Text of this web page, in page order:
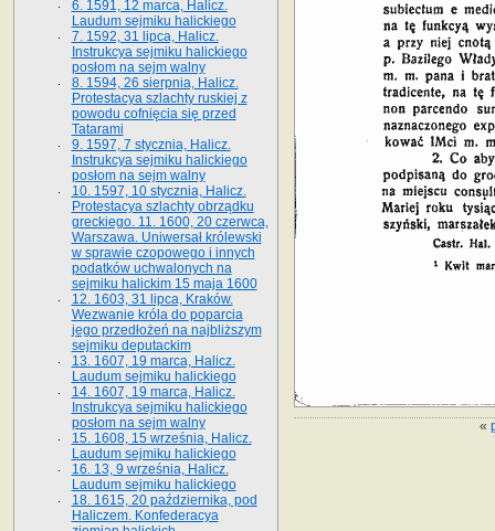
«
6. 1591, 12 marca, Halicz.
Laudum sejmiku halickiego
7. 1592, 31 lipca, Halicz.
Instrukcya sejmiku halickiego
posłom na sejm walny
8. 1594, 26 sierpnia, Halicz.
Protestacya szlachty ruskiej z
powodu cofnięcia się przed
Tatarami
9. 1597, 7 stycznia, Halicz.
Instrukcya sejmiku halickiego
posłom na sejm walny
10. 1597, 10 stycznia, Halicz.
Protestacya szlachty obrządku
greckiego. 11. 1600, 20 czerwca,
Warszawa. Uniwersał królewski
w sprawie czopowego i innych
podatków uchwalonych na
sejmiku halickim 15 maja 1600
12. 1603, 31 lipca, Kraków.
Wezwanie króla do poparcia
jego przedłożeń na najbliższym
sejmiku deputackim
13. 1607, 19 marca, Halicz.
Laudum sejmiku halickiego
14. 1607, 19 marca, Halicz.
Instrukcya sejmiku halickiego
posłom na sejm walny
15. 1608, 15 września, Halicz.
Laudum sejmiku halickiego
16. 13, 9 września, Halicz.
Laudum sejmiku halickiego
18. 1615, 20 października, pod
Haliczem. Konfederacya